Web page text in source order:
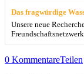
Das fragwürdige
Unsere neue
0 KommentareTeilen